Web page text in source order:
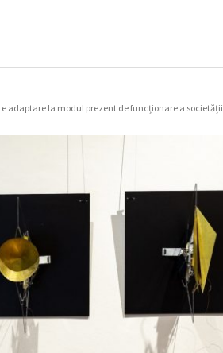
e adaptare la modul prezent de funcționare a societății